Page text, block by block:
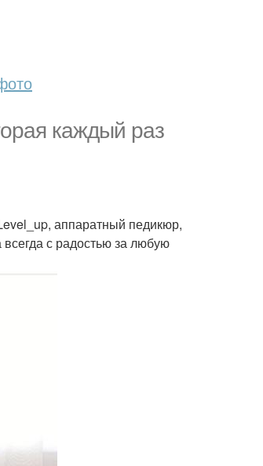
каждый раз
аппаратный педикюр,
с радостью за любую